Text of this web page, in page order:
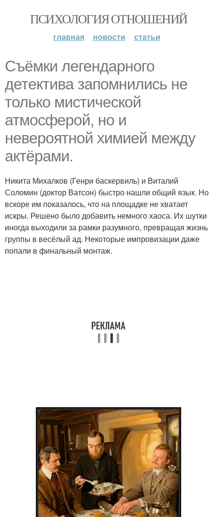
ПСИХОЛОГИЯ ОТНОШЕНИЙ
главная новости статьи
Съёмки легендарного
детектива запомнились не
только мистической
атмосферой, но и
невероятной химией между
актёрами.
Никита Михалков (Генри баскервиль) и Виталий
Соломин (доктор Ватсон) быстро нашли общий язык. Но
вскоре им показалось, что на площадке не хватает
искры. Решено было добавить немного хаоса. Их шутки
иногда выходили за рамки разумного, превращая жизнь
группы в весёлый ад. Некоторые импровизации даже
попали в финальный монтаж.